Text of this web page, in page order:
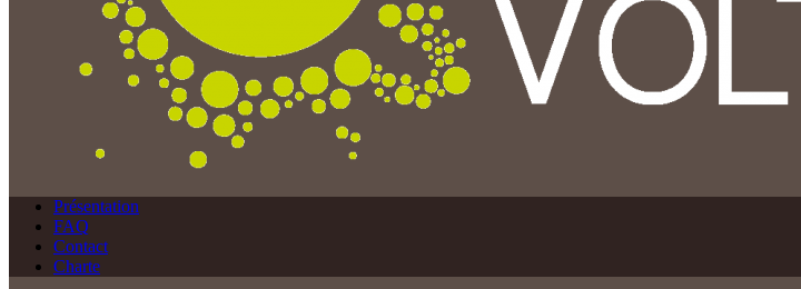
Présentation
FAQ
Contact
Charte